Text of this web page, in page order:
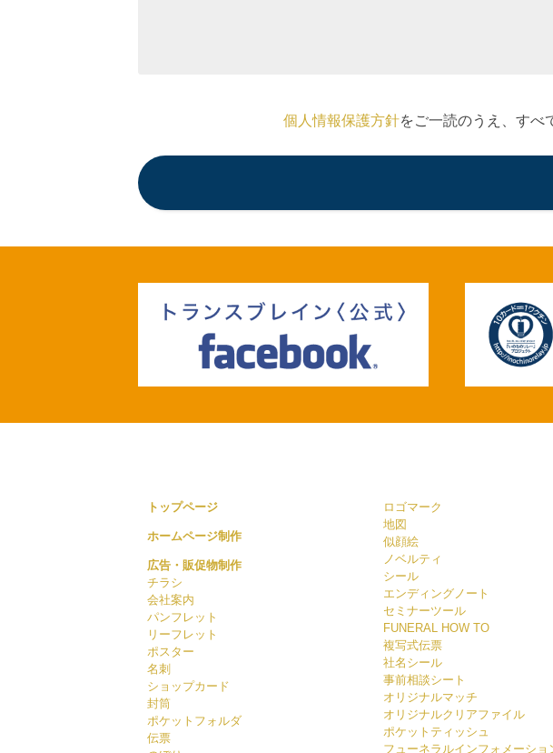
個人情報保護方針をご一読のうえ、すべ
トップページ
ホームページ制作
広告・販促物制作
チラシ
会社案内
パンフレット
リーフレット
ポスター
名刺
ショップカード
封筒
ポケットフォルダ
伝票
ロゴマーク
地図
似顔絵
ノベルティ
シール
エンディングノート
セミナーツール
FUNERAL HOW TO
複写式伝票
社名シール
事前相談シート
オリジナルマッチ
オリジナルクリアファイル
ポケットティッシュ
フューネラルインフォメーショ